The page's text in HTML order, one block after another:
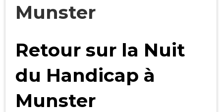
Munster
Retour sur la Nuit
du Handicap à
Munster